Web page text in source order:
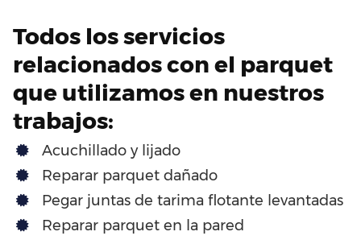
Todos los servicios
relacionados con el parquet
que utilizamos en nuestros
trabajos:
Acuchillado y lijado
Reparar parquet dañado
Pegar juntas de tarima flotante levantadas
Reparar parquet en la pared